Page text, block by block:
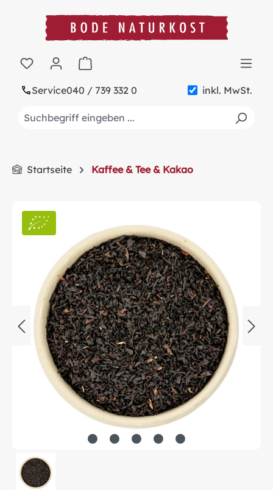
springen
Service040 / 739 332 0 inkl. MwSt.
Warenkorb enthält 0 Positionen. Der
Startseite Kaffee & Tee & Kakao
Bildergalerie überspringen